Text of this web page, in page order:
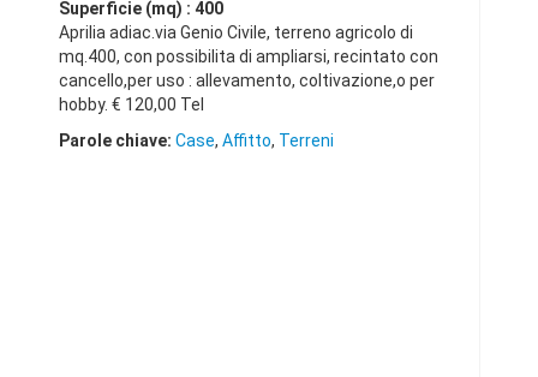
Superficie (mq) : 400
Aprilia adiac.via Genio Civile, terreno agricolo di
mq.400, con possibilita di ampliarsi, recintato con
cancello,per uso : allevamento, coltivazione,o per
hobby. € 120,00 Tel
Parole chiave: Case, Affitto, Terreni